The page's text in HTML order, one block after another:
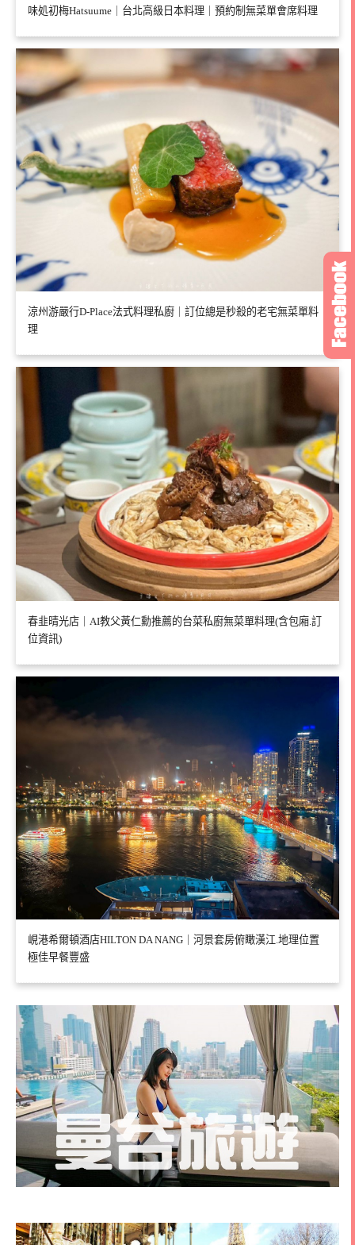
味処初梅Hatsuume｜台北高級日本料理｜預約制無菜單會席料理
涼州游嚴行D-Place法式料理私廚｜訂位總是秒殺的老宅無菜單料
理
春韭晴光店｜AI教父黃仁勳推薦的台菜私廚無菜單料理(含包廂.訂
位資訊)
峴港希爾頓酒店HILTON DA NANG｜河景套房俯瞰漢江.地理位置
極佳早餐豐盛